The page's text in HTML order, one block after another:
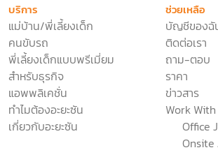
บริการ
แม่บ้าน/พี่เลี้ยงเด็ก
คนขับรถ
พี่เลี้ยงเด็กแบบพรีเมี่ยม
สำหรับธุรกิจ
แอพพลิเคชั่น
ทำไมต้องอะยะซัน
เกี่ยวกับอะยะซัน
ช่วยเหลือ
บัญชีของฉั
ติดต่อเรา
ถาม-ตอบ
ราคา
ข่าวสาร
Work
Office
Onsite